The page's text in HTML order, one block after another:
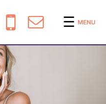
☰ MENU